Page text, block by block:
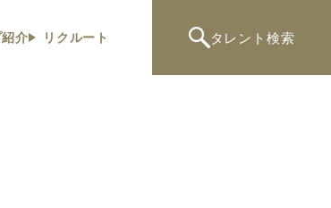
介 リクルート タレント 検索